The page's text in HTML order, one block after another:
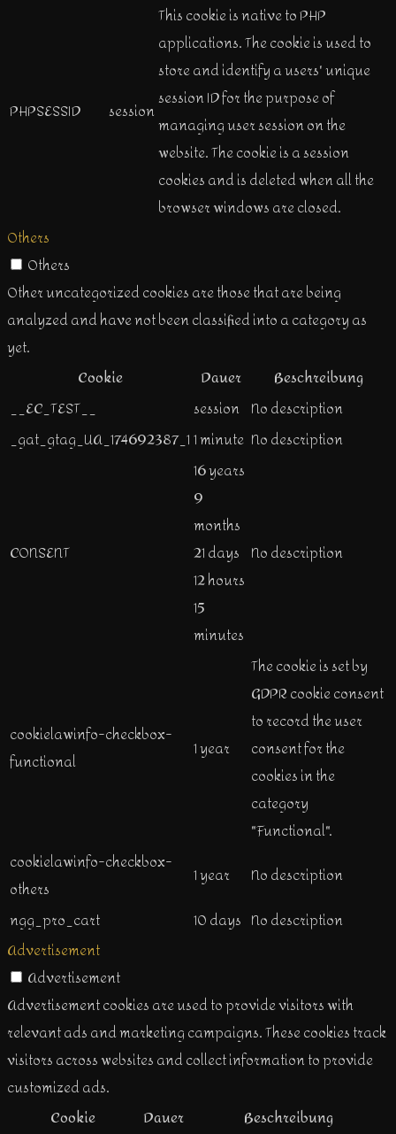
PHPSESSID session
This cookie is native to PHP
applications. The cookie is used to
store and identify a users' unique
session ID for the purpose of
managing user session on the
website. The cookie is a session
cookies and is deleted when all the
browser windows are closed.
Others
Others
Other uncategorized cookies are those that are being
analyzed and have not been classified into a category as
yet.
Cookie
Dauer
Beschreibung
__EC_TEST__
session No description
_gat_gtag_UA_174692387_11 minute No description
CONSENT
16 years
9
months
21 days
12 hours
15
minutes
No description
cookielawinfo-checkbox-
functional
1 year
The cookie is set by
GDPR cookie consent
to record the user
consent for the
cookies in the
category
"Functional".
cookielawinfo-checkbox-
others
1 year
No description
ngg_pro_cart
10 days No description
Advertisement
Advertisement
Advertisement cookies are used to provide visitors with
relevant ads and marketing campaigns. These cookies track
visitors across websites and collect information to provide
customized ads.
Cookie
Dauer Beschreibung